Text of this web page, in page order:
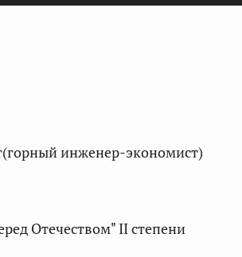
инженер-экономист)
Отечеством" II степени